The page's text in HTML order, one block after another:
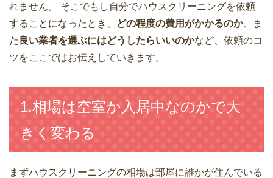
れません。 そこでもし自分でハウスクリーニングを依頼
することになったとき、
どの程度の費用がかかるのか、ま
た 良い業者を選ぶにはどうしたらいいのかなど、依頼のコ
ツをここではお伝えしていきます。
1.相場は空室か入居中なのかで大
きく変わる
まずハウスクリーニングの相場は部屋に誰かが住んでいる